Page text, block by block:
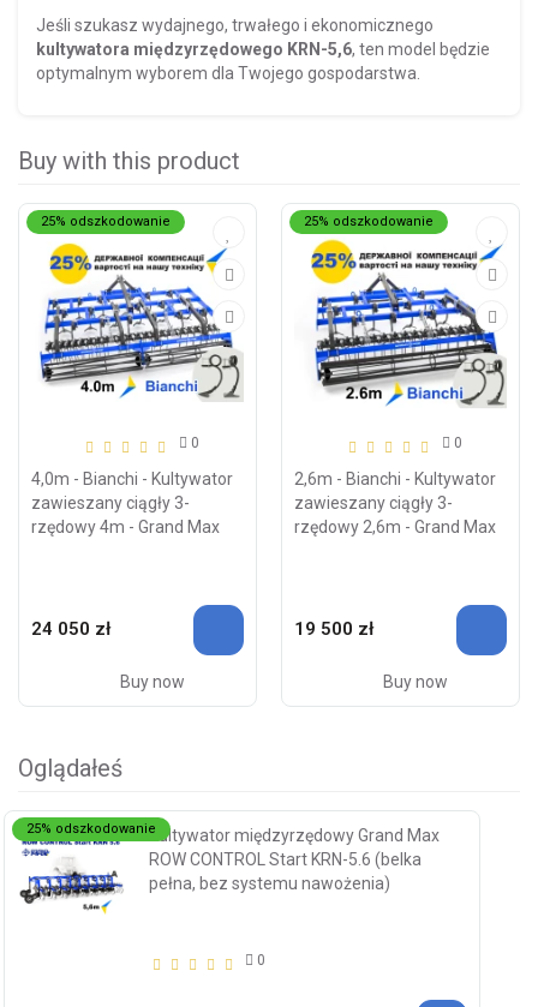
Jeśli szukasz wydajnego, trwałego i ekonomicznego
kultywatora międzyrzędowego KRN-5,6, ten model będzie
optymalnym wyborem dla Twojego gospodarstwa.
Buy with this product
25% odszkodowanie
0
4,0m - Bianchi - Kultywator
zawieszany ciągły 3-
rzędowy 4m - Grand Max
24 050 zł
Buy now
25% odszkodowanie
0
2,6m - Bianchi - Kultywator
zawieszany ciągły 3-
rzędowy 2,6m - Grand Max
19 500 zł
Buy now
Oglądałeś
25% odszkodowanieKultywator międzyrzędowy Grand Max
ROW CONTROL Start KRN-5.6 (belka
pełna, bez systemu nawożenia)
0